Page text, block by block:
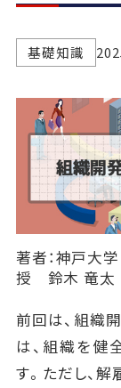
基礎知識
著者：神戸大
授 鈴木 竜太
前回は、組織
は、組織を健
す。ただし、